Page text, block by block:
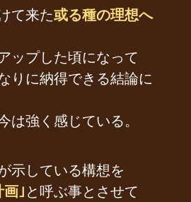
て来た或る種の理想へ
ップした頃になって
りに納得できる結論に
は強く感じている。
示している構想を
｣と呼ぶ事とさせて